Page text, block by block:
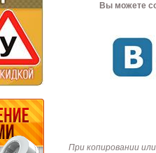
Вы можете
При копировании